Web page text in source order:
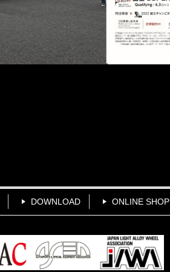
DOWNLOAD ONLINE SHOP